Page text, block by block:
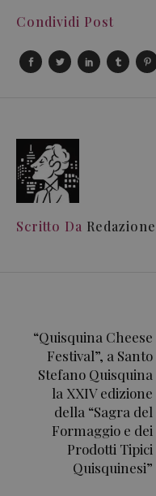
Condividi Post
Scritto Da Redazione
“Quisquina Cheese
Festival”, a Santo
Stefano Quisquina
la XXIV edizione
della “Sagra del
Formaggio e dei
Prodotti Tipici
Quisquinesi”